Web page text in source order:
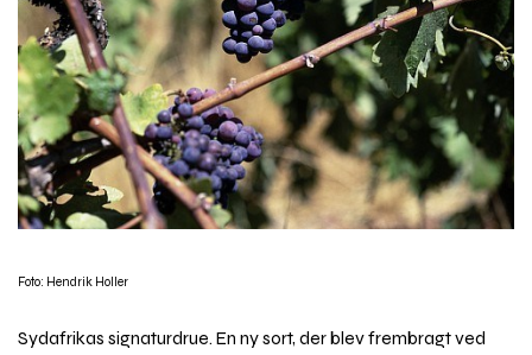
Foto: Hendrik Holler
Sydafrikas signaturdrue. En ny sort, der blev frembragt ved